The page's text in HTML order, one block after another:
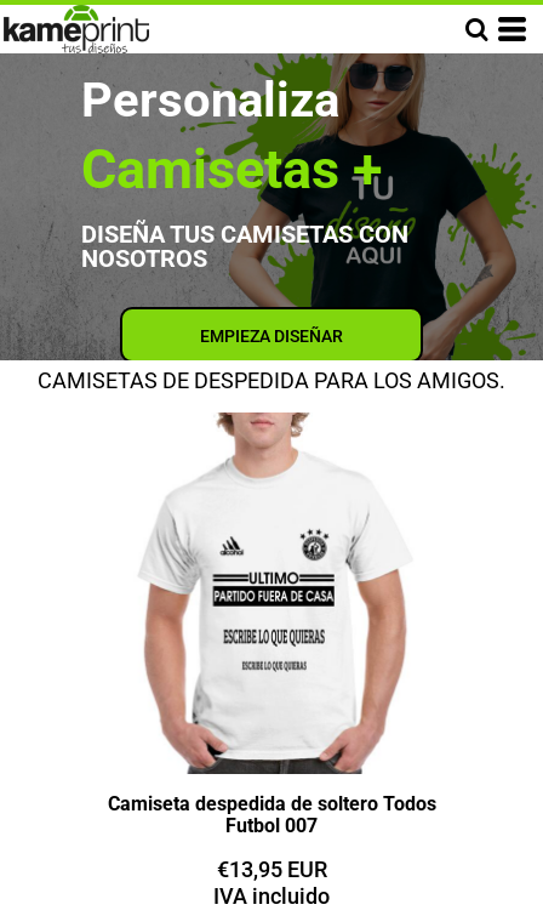
Personaliza
Camisetas +
DISEÑA TUS CAMISETAS CON
NOSOTROS
EMPIEZA DISEÑAR
CAMISETAS DE DESPEDIDA PARA LOS AMIGOS.
Camiseta despedida de soltero Todos
Futbol 007
€13,95 EUR
IVA incluido